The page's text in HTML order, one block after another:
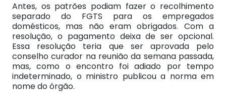
Antes, os patrões podiam fazer o recolhimento
separado do FGTS para os empregados
domésticos, mas não eram obrigados. Com a
resolução, o pagamento deixa de ser opcional.
Essa resolução teria que ser aprovada pelo
conselho curador na reunião da semana passada,
mas, como o encontro foi adiado por tempo
indeterminado, o ministro publicou a norma em
nome do órgão.